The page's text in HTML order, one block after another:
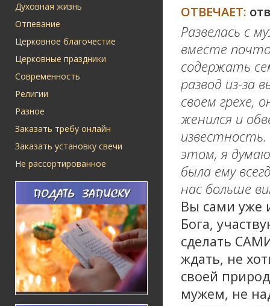
Духовная жизнь
Отпевание
Церковное благочестие
Церковные праздники
Современность
Религии
Разное
Заказать требу онлайн
Заказать установку свечи
Не рассортированное
ОТВЕЧАЕТ:
Развелась с
вместе
содержать
развод из-за
своем грехе,
женился и
этом, я думаю
была ему
нас больше
Вы сами уже
Бога,
сделать
ждать, не
своей
мужем, не